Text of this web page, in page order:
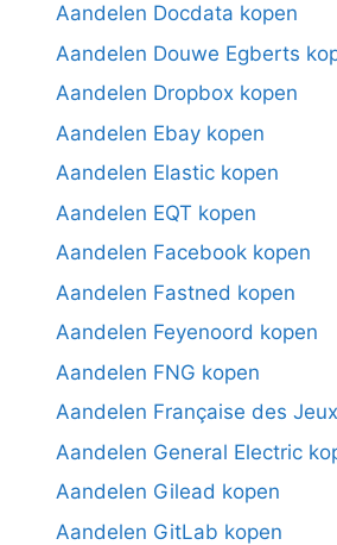
Aandelen Docdata kopen
Aandelen Douwe Egberts
Aandelen Dropbox kopen
Aandelen Ebay kopen
Aandelen Elastic kopen
Aandelen EQT kopen
Aandelen Facebook kopen
Aandelen Fastned kopen
Aandelen Feyenoord kopen
Aandelen FNG kopen
Aandelen Française des
Aandelen General Electric
Aandelen Gilead kopen
Aandelen GitLab kopen